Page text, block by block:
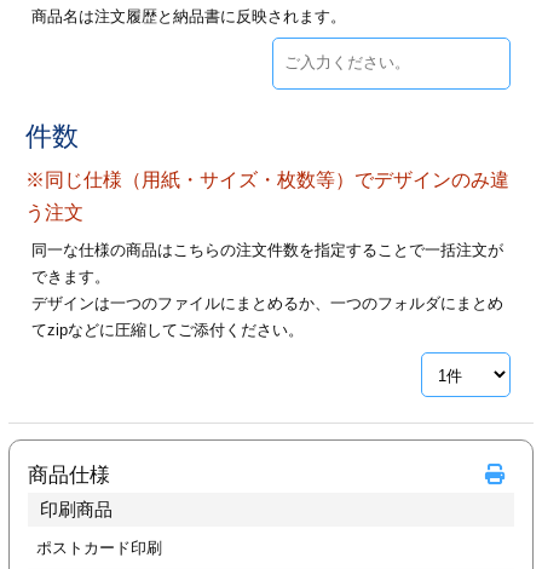
加工
印刷
リーブ
ー印刷
商品名は注文履歴と納品書に反映されます。
件数
※同じ仕様（用紙・サイズ・枚数等）でデザインのみ違
う注文
同一な仕様の商品はこちらの注文件数を指定することで一括注文が
できます。
デザインは一つのファイルにまとめるか、一つのフォルダにまとめ
てzipなどに圧縮してご添付ください。
商品仕様
印刷商品
ポストカード印刷